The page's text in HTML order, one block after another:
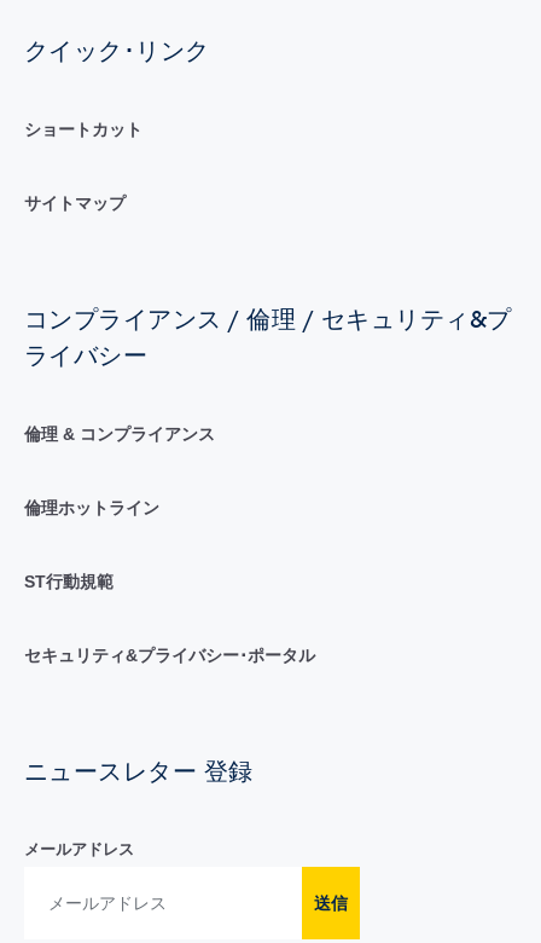
クイック･リンク
ショートカット
サイトマップ
コンプライアンス / 倫理 / セキュリティ&プ
ライバシー
倫理 & コンプライアンス
倫理ホットライン
ST行動規範
セキュリティ&プライバシー･ポータル
ニュースレター 登録
メールアドレス
送信